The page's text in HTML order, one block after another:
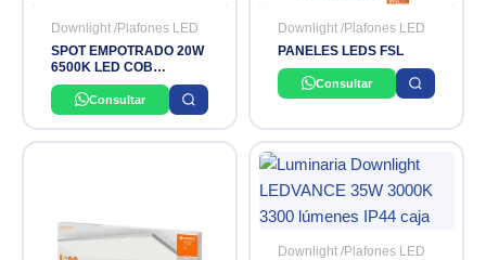
Downlight /Plafones LED
SPOT EMPOTRADO 20W
6500K LED COB
DOWNLIGHT
Consultar
Downlight /Plafones LED
PANELES LEDS FSL
Consultar
Downlight /Plafones LED